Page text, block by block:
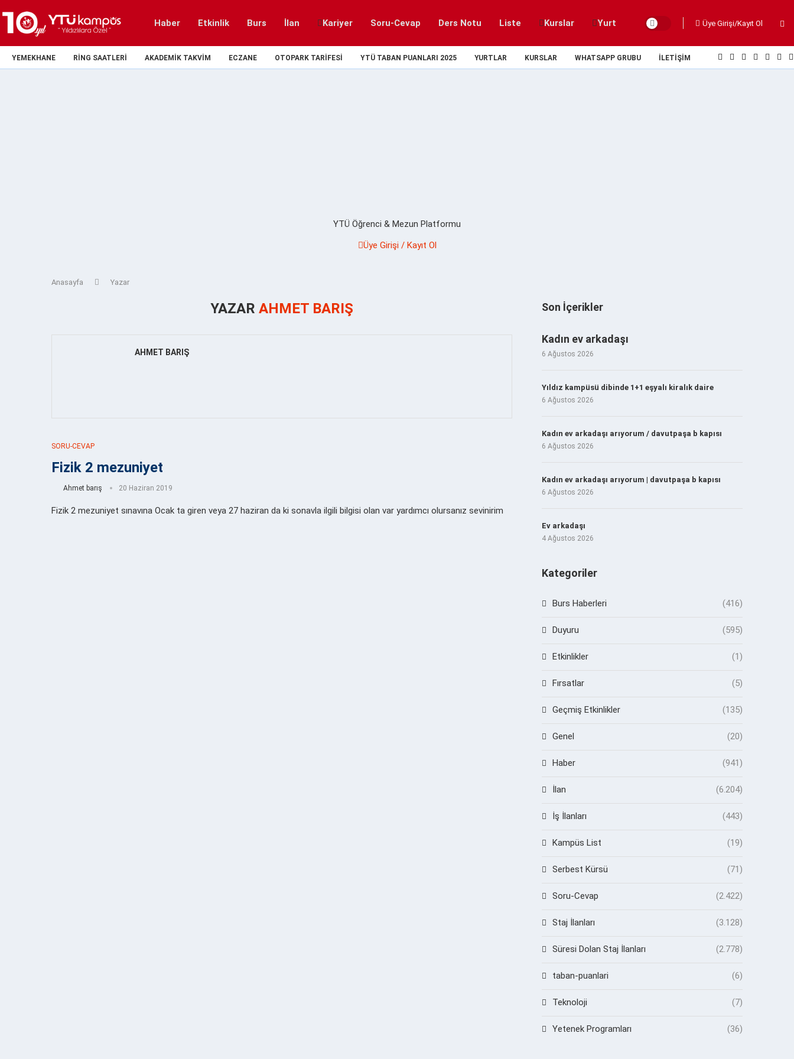
Haber Etkinlik Burs İlan Kariyer Soru-Cevap Ders Notu Liste Kurslar Yurt Üye Girişi/Kayıt Ol
YEMEKHANE RING SAATLERI AKADEMIK TAKVIM ECZANE OTOPARK TARIFESI YTÜ TABAN PUANLARI 2025 YURTLAR KURSLAR WHATSAPP GRUBU İLETIŞIM
YTÜ Öğrenci & Mezun Platformu
Üye Girişi / Kayıt Ol
Anasayfa Yazar
YAZAR AHMET BARIŞ
AHMET BARIŞ
SORU-CEVAP
Fizik 2 mezuniyet
Ahmet barış 20 Haziran 2019
Fizik 2 mezuniyet sınavına Ocak ta giren veya 27 haziran da ki sonavla ilgili bilgisi olan var yardımcı olursanız sevinirim
Son İçerikler
Kadın ev arkadaşı
6 Ağustos 2026
Yıldız kampüsü dibinde 1+1 eşyalı kiralık daire
6 Ağustos 2026
Kadın ev arkadaşı arıyorum / davutpaşa b kapısı
6 Ağustos 2026
Kadın ev arkadaşı arıyorum | davutpaşa b kapısı
6 Ağustos 2026
Ev arkadaşı
4 Ağustos 2026
Kategoriler
Burs Haberleri (416)
Duyuru (595)
Etkinlikler (1)
Fırsatlar (5)
Geçmiş Etkinlikler (135)
Genel (20)
Haber (941)
İlan (6.204)
İş İlanları (443)
Kampüs List (19)
Serbest Kürsü (71)
Soru-Cevap (2.422)
Staj İlanları (3.128)
Süresi Dolan Staj İlanları (2.778)
taban-puanlari (6)
Teknoloji (7)
Yetenek Programları (36)